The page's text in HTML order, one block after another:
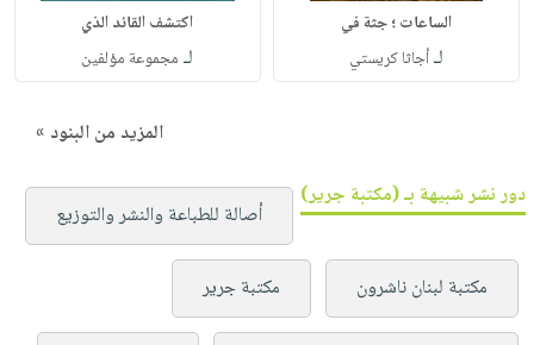
لـأجاثا كريستي‎
اكتشف القائد الذي
لـ مجموعة مؤلفين
المزيد من البنود »
دور نشر شبيهة بـ (مكتبة جرير)
أصالة للطباعة والنشر والتوزيع
مكتبة لبنان ناشرون مكتبة جرير